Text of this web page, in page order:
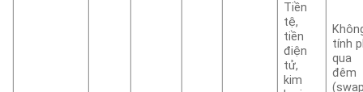
Tiền
tệ,
tiền
điện
tử,
kim
tính
qua
đêm